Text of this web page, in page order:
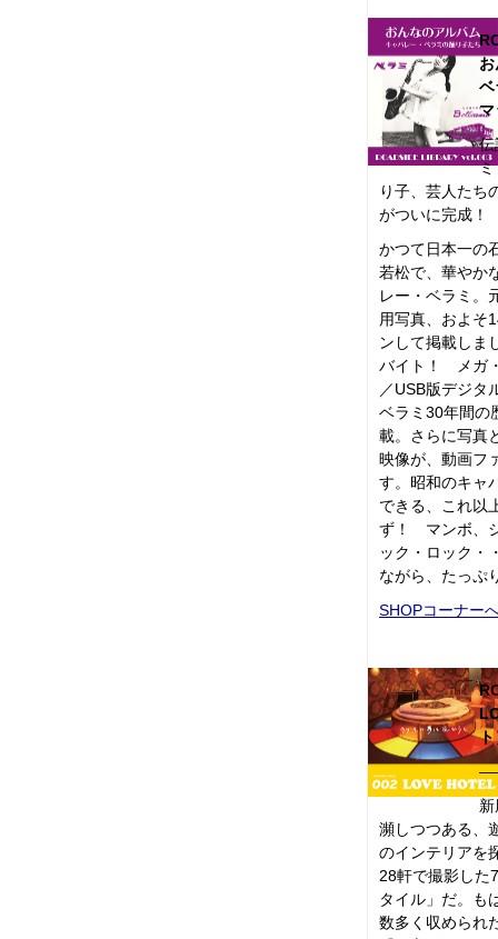
お
ベ
マ
伝
ミ
り子、芸人たち
がついに完成！
かつて日本一の
若松で、華やか
レー・ベラミ。
用写真、およそ
ンして掲載しま
バイト！ メガ
／USB版デジタ
ベラミ30年間の
載。さらに写真
映像が、動画フ
す。昭和のキャ
できる、これ以
ず！ マンボ、
ック・ロック・
ながら、たっぷ
SHOPコーナー
ト
瀕しつつある、
のインテリアを
28軒で撮影した
タイル」だ。も
数多く収められ